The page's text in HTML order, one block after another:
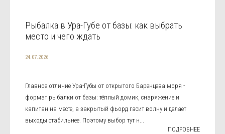
Рыбалка в Ура-Губе от базы: как выбрать
место и чего ждать
24.07.2026
Главное отличие Ура-Губы от открытого Баренцева моря -
формат рыбалки от базы: тёплый домик, снаряжение и
капитан на месте, а закрытый фьорд гасит волну и делает
выходы стабильнее. Поэтому выбор тут н...
ПОДРОБНЕЕ